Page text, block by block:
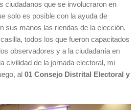
ciudadanos que se involucraron en
solo es posible con la ayuda de
sus manos las riendas de la elección,
todos los que fueron capacitados
observadores y a la ciudadanía en
civilidad de la jornada electoral, mi
al 01 Consejo Distrital Electoral y